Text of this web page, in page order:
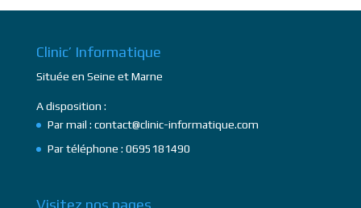
Clinic’ Informatique
Située en Seine et Marne
A disposition :
Par mail : contact@clinic-informatique.com
Par téléphone : 0695181490
Visitez nos pages